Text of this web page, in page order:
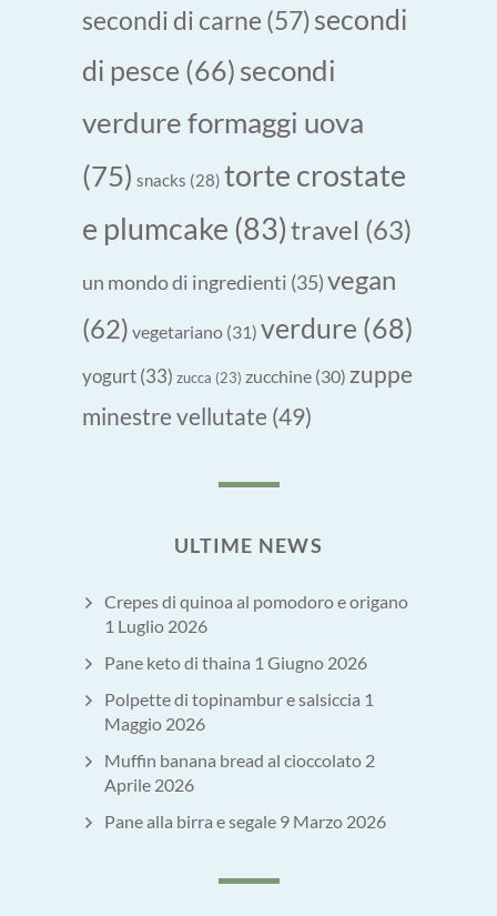
secondi di carne (57)secondi
di pesce (66) secondi
verdure formaggi uova
(75) snacks (28) torte crostate
e plumcake (83)travel (63)
un mondo di ingredienti (35)vegan
(62) vegetariano (31) verdure (68)
yogurt(33) zucca (23) zucchine (30) zuppe
minestre vellutate (49)
ULTIME NEWS
Crepes di quinoa al pomodoro e origano
1 Luglio 2026
Pane keto di thaina 1 Giugno 2026
Polpette di topinambur e salsiccia 1
Maggio 2026
Muffin banana bread al cioccolato 2
Aprile 2026
Pane alla birra e segale 9 Marzo 2026